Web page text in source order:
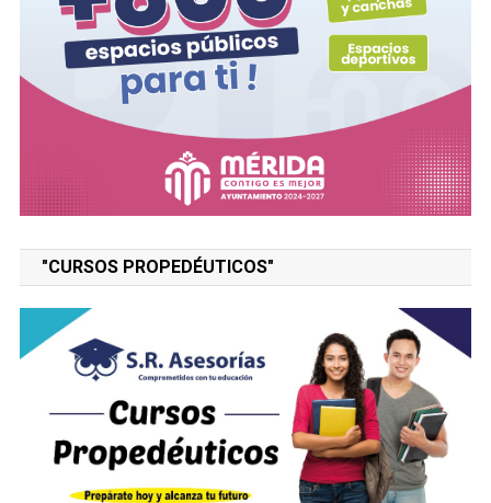
"CURSOS PROPEDÉUTICOS"